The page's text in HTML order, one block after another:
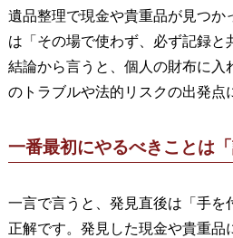
遺品整理で現金や貴重品が見つか
は「その場で使わず、必ず記録と
結論から言うと、個人の財布に入
のトラブルや法的リスクの出発点
一番最初にやるべきことは
一言で言うと、発見直後は「手を
正解です。発見した現金や貴重品